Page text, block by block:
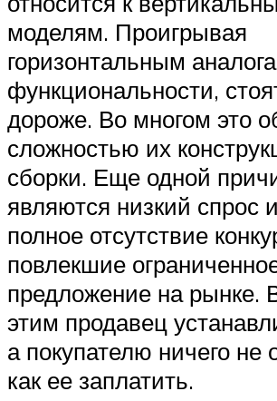
моделям. Проигрывая
горизонтальным
функциональности,
дороже. Во многом это
сложностью их
сборки. Еще одной
являются низкий спрос
полное отсутствие
повлекшие
предложение на рынке.
этим продавец
а покупателю ничего не
как ее заплатить.